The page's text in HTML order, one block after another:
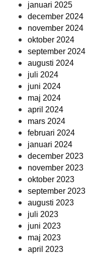
januari 2025
december 2024
november 2024
oktober 2024
september 2024
augusti 2024
juli 2024
juni 2024
maj 2024
april 2024
mars 2024
februari 2024
januari 2024
december 2023
november 2023
oktober 2023
september 2023
augusti 2023
juli 2023
juni 2023
maj 2023
april 2023